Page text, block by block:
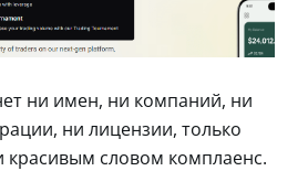
ни имен, ни компаний, ни
ни лицензии, только
красивым словом комплаенс.